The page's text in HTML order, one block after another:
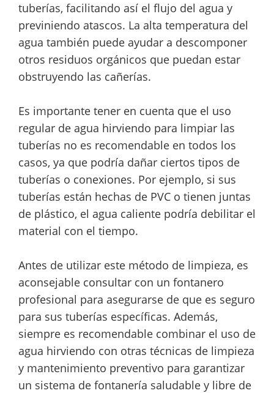
tuberías, facilitando así el flujo del agua y
previniendo atascos. La alta temperatura del
agua también puede ayudar a descomponer
otros residuos orgánicos que puedan estar
obstruyendo las cañerías.
Es importante tener en cuenta que el uso
regular de agua hirviendo para limpiar las
tuberías no es recomendable en todos los
casos, ya que podría dañar ciertos tipos de
tuberías o conexiones. Por ejemplo, si sus
tuberías están hechas de PVC o tienen juntas
de plástico, el agua caliente podría debilitar el
material con el tiempo.
Antes de utilizar este método de limpieza, es
aconsejable consultar con un fontanero
profesional para asegurarse de que es seguro
para sus tuberías específicas. Además,
siempre es recomendable combinar el uso de
agua hirviendo con otras técnicas de limpieza
y mantenimiento preventivo para garantizar
un sistema de fontanería saludable y libre de